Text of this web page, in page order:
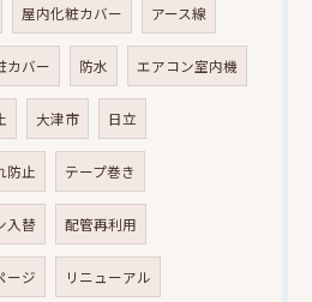
屋内化粧カバー アース線
カバー 防水 エアコン室内機
大津市 日立
防止 テープ巻き
入替 配管再利用
ージ リニューアル